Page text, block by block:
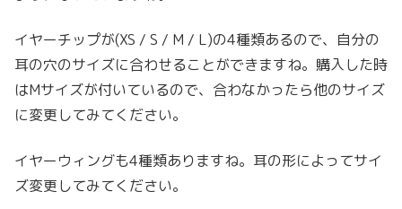
イヤーチップが(XS / S / M / L)の4種類あるので、自分の
耳の穴のサイズに合わせることができますね。購入した時
はMサイズが付いているので、合わなかったら他のサイズ
に変更してみてください。
イヤーウィングも4種類ありますね。耳の形によってサイ
ズ変更してみてください。